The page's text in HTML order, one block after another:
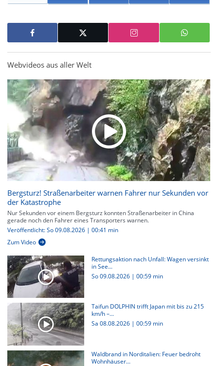
Webvideos aus aller Welt
Bergsturz! Straßenarbeiter warnen Fahrer nur Sekunden vor
der Katastrophe
Nur Sekunden vor einem Bergsturz konnten Straßenarbeiter in China
gerade noch den Fahrer eines Transporters warnen.
Veröffentlicht: So 09.08.2026 | 00:41 min
Zum Video
Rettungsaktion nach Unfall: Wagen versinkt
in See...
So 09.08.2026 | 00:59 min
Taifun DOLPHIN trifft Japan mit bis zu 215
km/h –...
Sa 08.08.2026 | 00:59 min
Waldbrand in Norditalien: Feuer bedroht
Wohnhäuser...